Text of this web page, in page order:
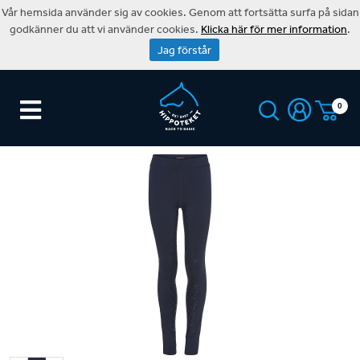
0
Vår hemsida använder sig av cookies. Genom att fortsätta surfa på sidan
godkänner du att vi använder cookies. Klicka här för mer information.
Jag förstår